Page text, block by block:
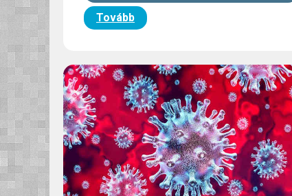
Tovább